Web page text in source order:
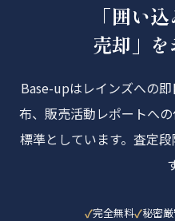
「囲い
売却」を
Base-upはレインズへの
布、販売活動レポートへ
標準としています。査定
完全無料 秘密